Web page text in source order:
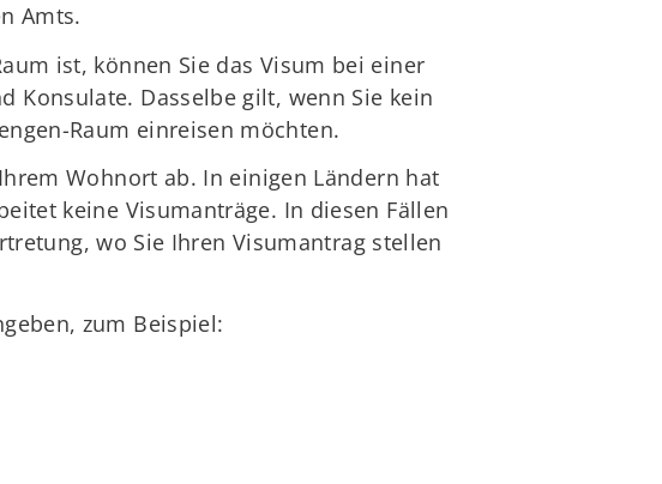
Amts.
ist, können Sie das Visum bei einer
Konsulate. Dasselbe gilt, wenn Sie kein
Raum einreisen möchten.
Wohnort ab. In einigen Ländern hat
keine Visumanträge. In diesen Fällen
wo Sie Ihren Visumantrag stellen
zum Beispiel: